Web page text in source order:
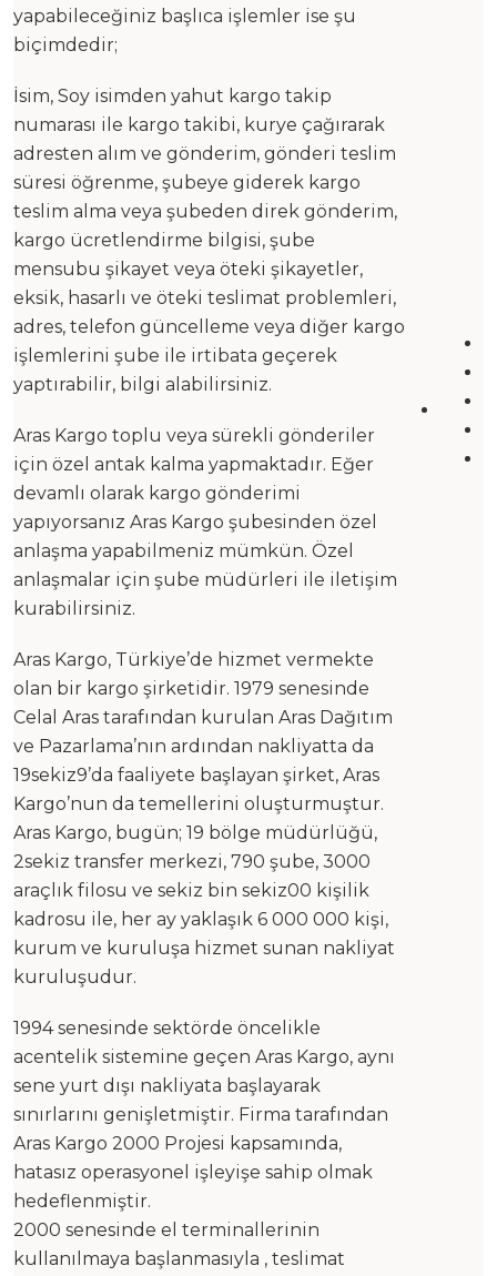
yapabileceğiniz başlıca işlemler ise şu
biçimdedir;
İsim, Soy isimden yahut kargo takip
numarası ile kargo takibi, kurye çağırarak
adresten alım ve gönderim, gönderi teslim
süresi öğrenme, şubeye giderek kargo
teslim alma veya şubeden direk gönderim,
kargo ücretlendirme bilgisi, şube
mensubu şikayet veya öteki şikayetler,
eksik, hasarlı ve öteki teslimat problemleri,
adres, telefon güncelleme veya diğer kargo
işlemlerini şube ile irtibata geçerek
yaptırabilir, bilgi alabilirsiniz.
Aras Kargo toplu veya sürekli gönderiler
için özel antak kalma yapmaktadır. Eğer
devamlı olarak kargo gönderimi
yapıyorsanız Aras Kargo şubesinden özel
anlaşma yapabilmeniz mümkün. Özel
anlaşmalar için şube müdürleri ile iletişim
kurabilirsiniz.
Aras Kargo, Türkiye’de hizmet vermekte
olan bir kargo şirketidir. 1979 senesinde
Celal Aras tarafından kurulan Aras Dağıtım
ve Pazarlama’nın ardından nakliyatta da
19sekiz9’da faaliyete başlayan şirket, Aras
Kargo’nun da temellerini oluşturmuştur.
Aras Kargo, bugün; 19 bölge müdürlüğü,
2sekiz transfer merkezi, 790 şube, 3000
araçlık filosu ve sekiz bin sekiz00 kişilik
kadrosu ile, her ay yaklaşık 6 000 000 kişi,
kurum ve kuruluşa hizmet sunan nakliyat
kuruluşudur.
1994 senesinde sektörde öncelikle
acentelik sistemine geçen Aras Kargo, aynı
sene yurt dışı nakliyata başlayarak
sınırlarını genişletmiştir. Firma tarafından
Aras Kargo 2000 Projesi kapsamında,
hatasız operasyonel işleyişe sahip olmak
hedeflenmiştir.
2000 senesinde el terminallerinin
kullanılmaya başlanmasıyla , teslimat